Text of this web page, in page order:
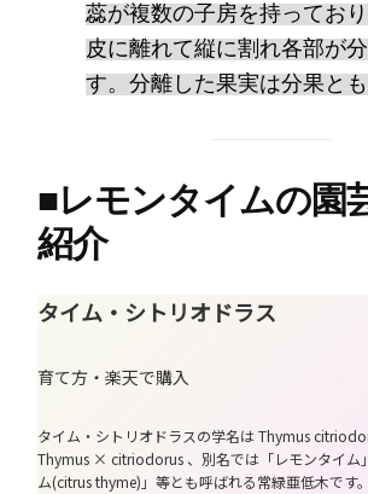
蕊が複数の子房を持ってお
皮に離れて縦に割れ各部が
す。分離した果実は分果とも
■レモンタイムの園
紹介
タイム・シトリオドラス
育て方・楽天で購入
タイム・シトリオドラスの学名は Thymus
Thymus × citriodorus 、別名では「レモンタイム
ム(citrus thyme)」等とも呼ばれる常緑亜低木です。